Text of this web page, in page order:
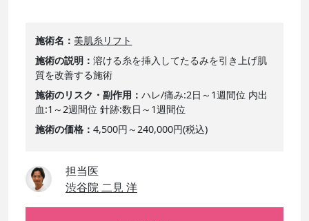
施術名
美肌糸リフト
施術の説明
溶ける糸を挿入してたるみを引き上げ肌
質を改善する施術
施術のリスク・副作用
ハレ/痛み:2日～1週間位 内出
血:1～2週間位 針跡:数日～1週間位
施術の価格
4,500円～240,000円(税込)
担当医
渋谷院 二見 洋